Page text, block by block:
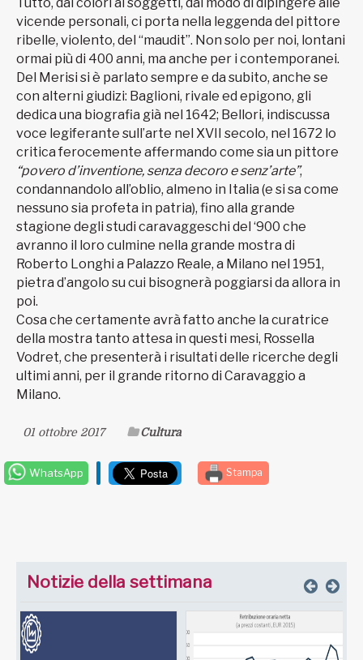
vicende personali, ci porta nella leggenda del pittore
ribelle, violento, del “maudit”. Non solo per noi, lontani
ormai più di 400 anni, ma anche per i contemporanei.
Del Merisi si è parlato sempre e da subito, anche se
con alterni giudizi: Baglioni, rivale ed epigono, gli
dedica una biografia già nel 1642; Bellori, indiscussa
voce legiferante sull’arte nel XVII secolo, nel 1672 lo
critica ferocemente affermando come sia un pittore
“povero d’inventione, senza decoro e senz’arte”,
condannandolo all’oblio, almeno in Italia (e si sa come
nessuno sia profeta in patria), fino alla grande
stagione degli studi caravaggeschi del ‘900 che
avranno il loro culmine nella grande mostra di
Roberto Longhi a Palazzo Reale, a Milano nel 1951,
pietra d’angolo su cui bisognerà poggiarsi da allora in
poi.
Cosa che certamente avrà fatto anche la curatrice
della mostra tanto attesa in questi mesi, Rossella
Vodret, che presenterà i risultati delle ricerche degli
ultimi anni, per il grande ritorno di Caravaggio a
Milano.
01 ottobre 2017 Cultura
WhatsApp Stampa
Notizie della settimana